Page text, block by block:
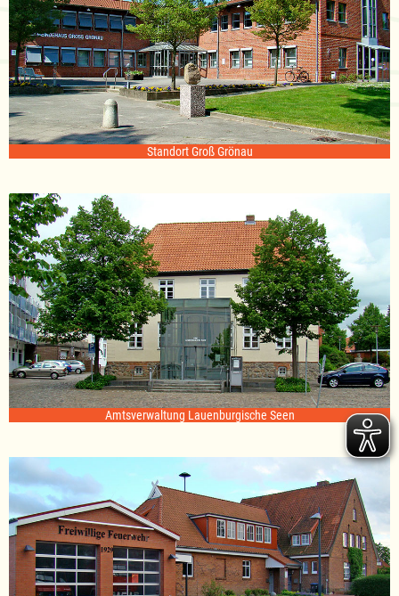
Standort Groß Grönau
Amtsverwaltung Lauenburgische Seen